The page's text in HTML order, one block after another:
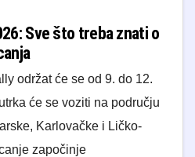
Sve što treba znati o
održat će se od 9. do 12.
će se voziti na području
Karlovačke i Ličko-
započinje